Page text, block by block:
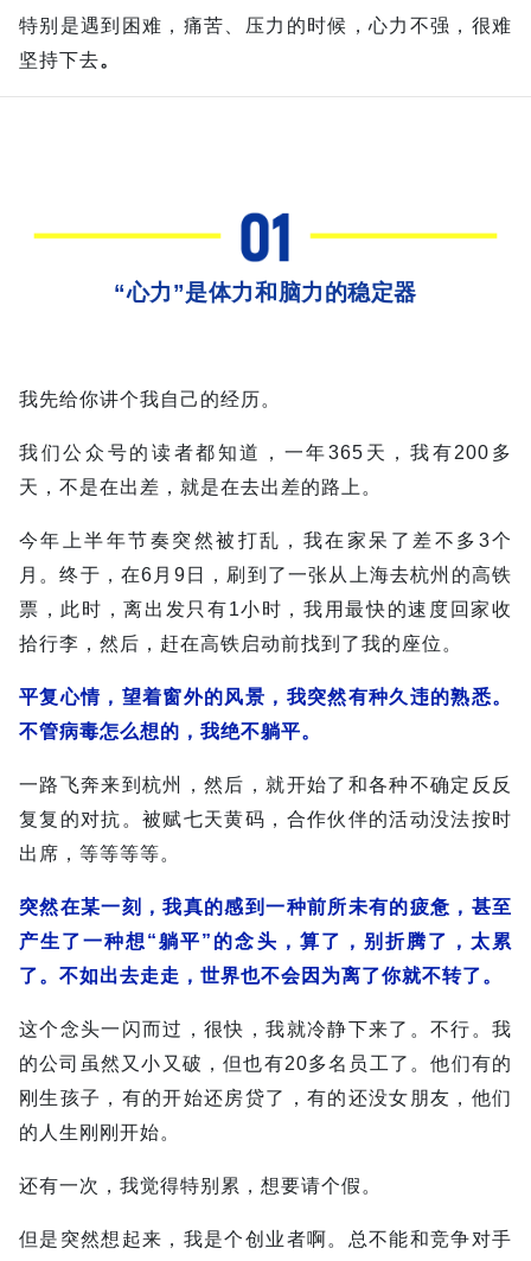
特别是遇到困难，痛苦、压力的时候，心力不强，很难
坚持下去。
“心力”是体力和脑力的稳定器
我先给你讲个我自己的经历。
我们公众号的读者都知道，一年365天，我有200多
天，不是在出差，就是在去出差的路上。
今年上半年节奏突然被打乱，我在家呆了差不多3个
月。终于，在6月9日，刷到了一张从上海去杭州的高铁
票，此时，离出发只有1小时，我用最快的速度回家收
拾行李，然后，赶在高铁启动前找到了我的座位。
平复心情，望着窗外的风景，我突然有种久违的熟悉。
不管病毒怎么想的，我绝不躺平。
一路飞奔来到杭州，然后，就开始了和各种不确定反反
复复的对抗。被赋七天黄码，合作伙伴的活动没法按时
出席，等等等等。
突然在某一刻，我真的感到一种前所未有的疲惫，甚至
产生了一种想“躺平”的念头，算了，别折腾了，太累
了。不如出去走走，世界也不会因为离了你就不转了。
这个念头一闪而过，很快，我就冷静下来了。不行。我
的公司虽然又小又破，但也有20多名员工了。他们有的
刚生孩子，有的开始还房贷了，有的还没女朋友，他们
的人生刚刚开始。
还有一次，我觉得特别累，想要请个假。
但是突然想起来，我是个创业者啊。总不能和竞争对手